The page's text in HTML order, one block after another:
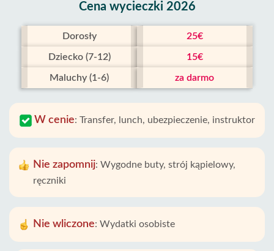
Cena wycieczki 2026
Dorosły 25€
Dziecko (7-12) 15€
Maluchy (1-6) za darmo
W cenie: Transfer, lunch, ubezpieczenie, instruktor
Nie zapomnij: Wygodne buty, strój kąpielowy,
ręczniki
Nie wliczone: Wydatki osobiste